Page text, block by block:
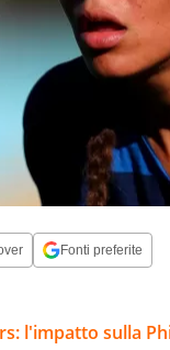
Fonti preferite
l'impatto sulla